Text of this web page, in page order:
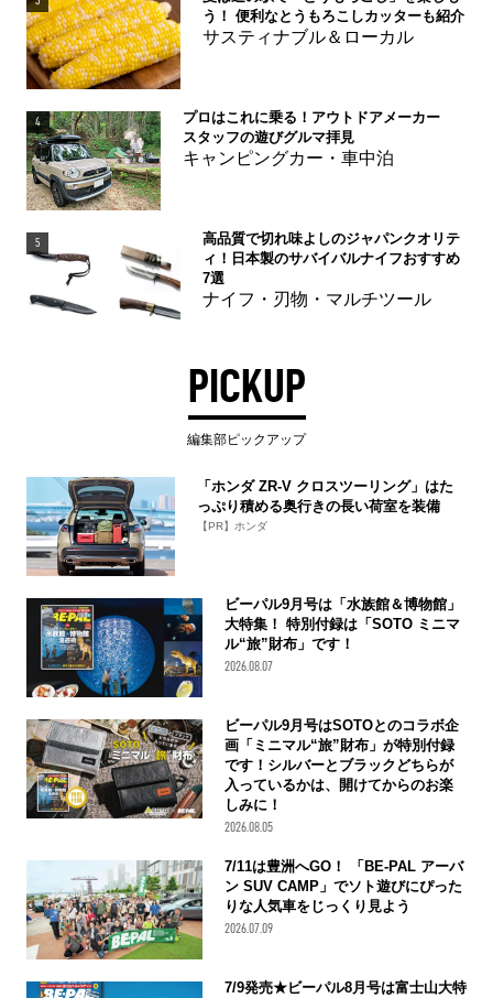
う！ 便利なとうもろこしカッターも紹介
サスティナブル＆ローカル
4
プロはこれに乗る！アウトドアメーカー
スタッフの遊びグルマ拝見
キャンピングカー・車中泊
5
高品質で切れ味よしのジャパンクオリテ
ィ！日本製のサバイバルナイフおすすめ
7選
ナイフ・刃物・マルチツール
PICKUP
編集部ピックアップ
「ホンダ ZR-V クロスツーリング」はた
っぷり積める奥行きの長い荷室を装備
【PR】ホンダ
ビーパル9月号は「水族館＆博物館」
大特集！ 特別付録は「SOTO ミニマ
ル“旅”財布」です！
2026.08.07
ビーパル9月号はSOTOとのコラボ企
画「ミニマル“旅”財布」が特別付録
です！シルバーとブラックどちらが
入っているかは、開けてからのお楽
しみに！
2026.08.05
7/11は豊洲へGO！ 「BE-PAL アーバ
ン SUV CAMP」でソト遊びにぴった
りな人気車をじっくり見よう
2026.07.09
7/9発売★ビーパル8月号は富士山大特